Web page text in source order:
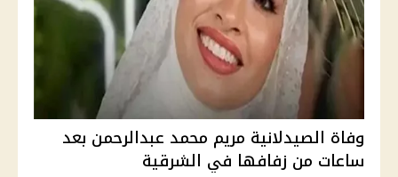
وفاة الصيدلانية مريم محمد عبدالرحمن بعد
ساعات من زفافها في الشرقية